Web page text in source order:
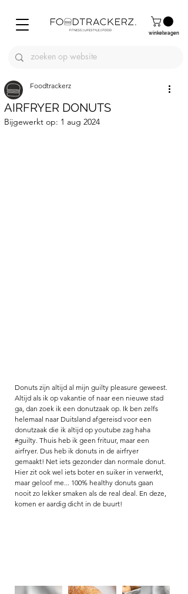
winkelwagen
AIRFRYER DONUTS
Foodtrackerz
Bijgewerkt op: 1 aug 2024
Donuts zijn altijd al mijn guilty pleasure geweest.
Altijd als ik op vakantie of naar een nieuwe stad
ga, dan zoek ik een donutzaak op. Ik ben zelfs
helemaal naar Duitsland afgereisd voor een
donutzaak die ik altijd op youtube zag haha
#guilty. Thuis heb ik geen frituur, maar een
airfryer. Dus heb ik donuts in de airfryer
gemaakt! Net iets gezonder dan normale donut.
Hier zit ook wel iets boter en suiker in verwerkt,
maar geloof me... 100% healthy donuts gaan
nooit zo lekker smaken als de real deal. En deze,
komen er aardig dicht in de buurt!